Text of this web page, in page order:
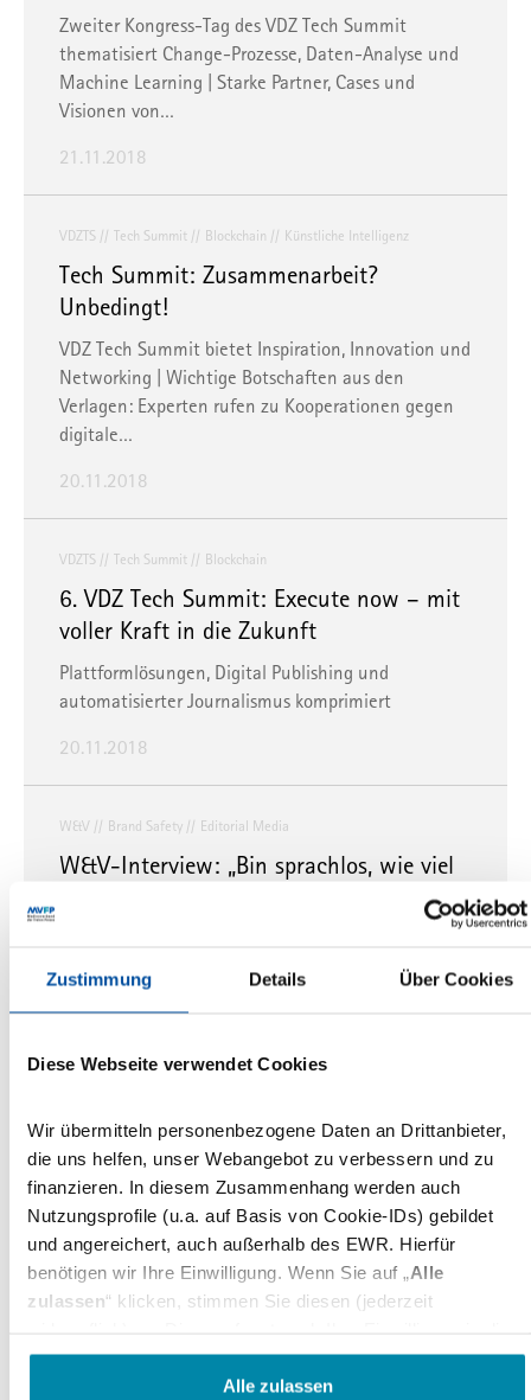
Zustimmung Details Über Cookies
Diese Webseite verwendet Cookies
Wir übermitteln personenbezogene Daten an Drittanbieter,
die uns helfen, unser Webangebot zu verbessern und zu
finanzieren. In diesem Zusammenhang werden auch
Nutzungsprofile (u.a. auf Basis von Cookie-IDs) gebildet
und angereichert, auch außerhalb des EWR. Hierfür
benötigen wir Ihre Einwilligung. Wenn Sie auf „ Alle
zulassen“ klicken, stimmen Sie diesen (jederzeit
Übermittlung bestimmter personenbezogener Daten in
Drittländer, u.a. die USA, nach Art. 49(1) (a) DSGVO. Die
Alle zulassen
Zweiter Kongress-Tag des VDZ Tech Summit
thematisiert Change-Prozesse, Daten-Analyse und
Machine Learning | Starke Partner, Cases und
Visionen von…
21.11.2018
VDZTS Tech Summit Blockchain Künstliche Intelligenz
Tech Summit: Zusammenarbeit?
Unbedingt!
VDZ Tech Summit bietet Inspiration, Innovation und
Networking | Wichtige Botschaften aus den
Verlagen: Experten rufen zu Kooperationen gegen
digitale…
20.11.2018
VDZTS Tech Summit Blockchain
6. VDZ Tech Summit: Execute now – mit
voller Kraft in die Zukunft
Plattformlösungen, Digital Publishing und
automatisierter Journalismus komprimiert
20.11.2018
W&V Brand Safety Editorial Media
W&V-Interview: „Bin sprachlos, wie viel
digitalen Megaplayern verziehen wird“
spricht im Interview mit Werben & Verkaufen über
die neue VDZ-Studie über Brand Safety und die
10.10.2018
Native Advertising Markenimage Werbung
VDZ Studie: 80 Prozent der User
bewerten Native Advertising positiv
Neue VDZ-Studie zeigt Relevanz und Potenzial von
Native Advertising-Formaten und -Kampagnen